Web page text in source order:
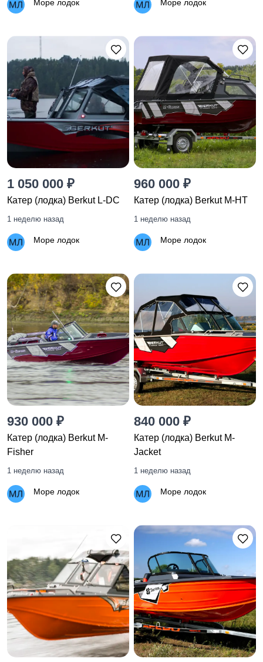
Море лодок Море лодок
1 050 000 ₽
Катер (лодка) Berkut L-DC
1 неделю назад
Море лодок
960 000 ₽
Катер (лодка) Berkut M-HT
1 неделю назад
Море лодок
930 000 ₽
Катер (лодка) Berkut M-
Fisher
1 неделю назад
Море лодок
840 000 ₽
Катер (лодка) Berkut M-
Jacket
1 неделю назад
Море лодок